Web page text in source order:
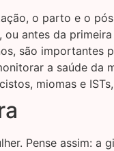
o parto e o
antes da
são importantes
a saúde da
miomas e
Pense assim: a